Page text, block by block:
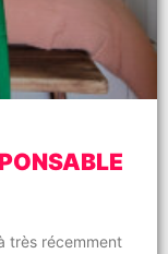
très récemment